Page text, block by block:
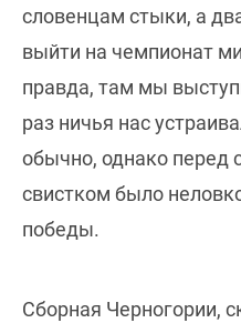
словенцам стыки, а
выйти на чемпионат
правда, там мы
раз ничья нас
обычно, однако
свистком было
победы.
Сборная Черногории,